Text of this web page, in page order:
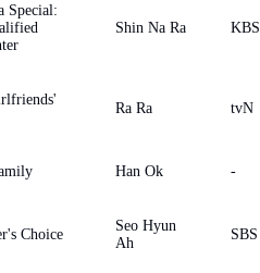
Special:
Shin Na Ra KBS
Ra Ra tvN
Han Ok -
Choice
Seo Hyun
Ah
SBS